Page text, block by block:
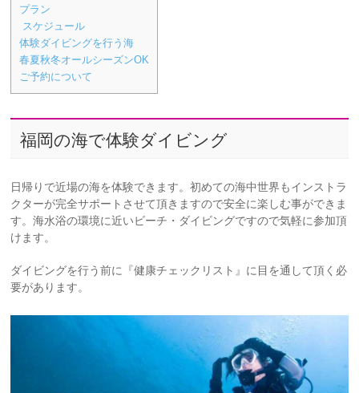
プラン
スケジュール
体験ダイビングを行う海
春夏秋冬オールシーズンOK
ご予約について
福岡の海で体験ダイビング
日帰りで近場の海を体験できます。初めての海中世界もインストラ
クターが完全サポートさせて頂きますので安全に楽しむ事ができま
す。海水浴の環境に近いビーチ・ダイビングですので気軽に参加頂
けます。
ダイビングを行う前に『健康チェックリスト』に目を通して頂く必
要があります。